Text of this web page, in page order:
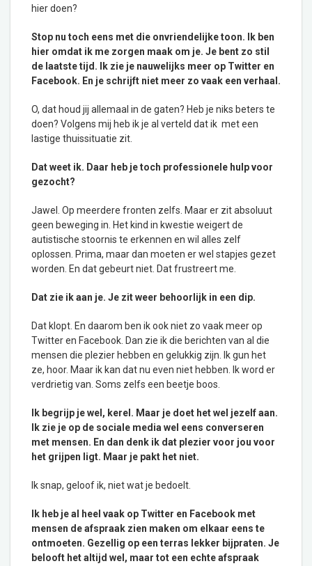
hier doen?
Stop nu toch eens met die onvriendelijke toon. Ik ben
hier omdat ik me zorgen maak om je. Je bent zo stil
de laatste tijd. Ik zie je nauwelijks meer op Twitter en
Facebook. En je schrijft niet meer zo vaak een verhaal.
O, dat houd jij allemaal in de gaten? Heb je niks beters te
doen? Volgens mij heb ik je al verteld dat ik met een
lastige thuissituatie zit.
Dat weet ik. Daar heb je toch professionele hulp voor
gezocht?
Jawel. Op meerdere fronten zelfs. Maar er zit absoluut
geen beweging in. Het kind in kwestie weigert de
autistische stoornis te erkennen en wil alles zelf
oplossen. Prima, maar dan moeten er wel stapjes gezet
worden. En dat gebeurt niet. Dat frustreert me.
Dat zie ik aan je. Je zit weer behoorlijk in een dip.
Dat klopt. En daarom ben ik ook niet zo vaak meer op
Twitter en Facebook. Dan zie ik die berichten van al die
mensen die plezier hebben en gelukkig zijn. Ik gun het
ze, hoor. Maar ik kan dat nu even niet hebben. Ik word er
verdrietig van. Soms zelfs een beetje boos.
Ik begrijp je wel, kerel. Maar je doet het wel jezelf aan.
Ik zie je op de sociale media wel eens converseren
met mensen. En dan denk ik dat plezier voor jou voor
het grijpen ligt. Maar je pakt het niet.
Ik snap, geloof ik, niet wat je bedoelt.
Ik heb je al heel vaak op Twitter en Facebook met
mensen de afspraak zien maken om elkaar eens te
ontmoeten. Gezellig op een terras lekker bijpraten. Je
belooft het altijd wel, maar tot een echte afspraak